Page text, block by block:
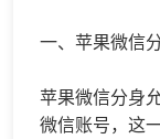
一、苹果微信
苹果微信分身
微信账号，这